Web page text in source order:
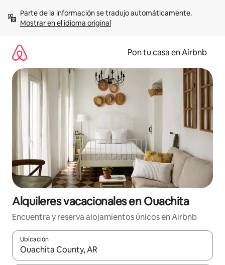
contenidoMostrar en el idioma original
Pon tu casa en Airbnb
Alquileres vacacionales en Ouachita
Encuentra y reserva alojamientos únicos en Airbnb
Ubicación
Cuando los resultados estén disponibles, navega con las